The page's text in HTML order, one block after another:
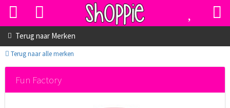
Terug naar Merken
Terug naar alle merken
Fun Factory